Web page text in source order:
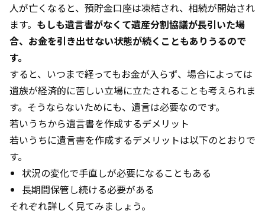
人が亡くなると、預貯金口座は凍結され、相続が開始され
ます。 もしも遺言書がなくて遺産分割協議が長引いた場
合、お金を引き出せない状態が続くこともありうるので
す。
すると、いつまで経ってもお金が入らず、場合によっては
遺族が経済的に苦しい立場に立たされることも考えられま
す。そうならないためにも、遺言は必要なのです。
若いうちから遺言書を作成するデメリット
若いうちに遺言書を作成するデメリットは以下のとおりで
す。
状況の変化で手直しが必要になることもある
長期間保管し続ける必要がある
それぞれ詳しく見てみましょう。